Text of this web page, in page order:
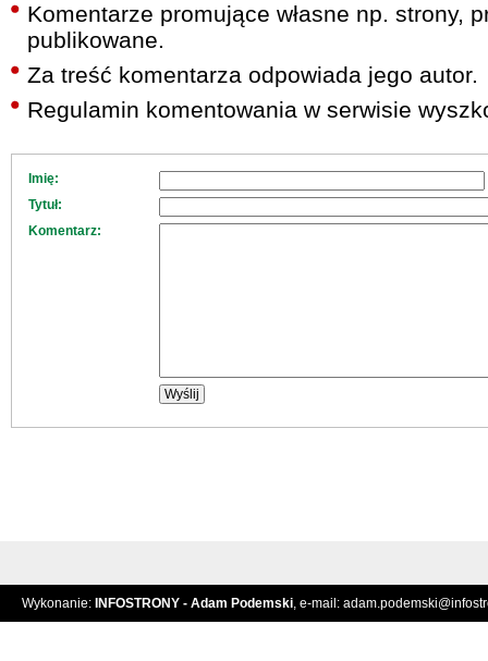
Komentarze promujące własne np. strony,
publikowane.
Za treść komentarza odpowiada jego autor.
Regulamin komentowania w serwisie
Imię:
Tytuł:
Komentarz:
Wykonanie: INFOSTRONY - Adam Podemski, e-mail: